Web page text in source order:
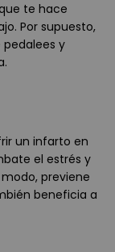
te hace
Por supuesto,
y
un infarto en
el estrés y
previene
beneficia a